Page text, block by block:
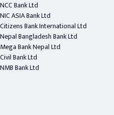
NCC Bank Ltd
NIC ASIA Bank Ltd
Citizens Bank International Ltd
Nepal Bangladesh Bank Ltd
Mega Bank Nepal Ltd
Civil Bank Ltd
NMB Bank Ltd